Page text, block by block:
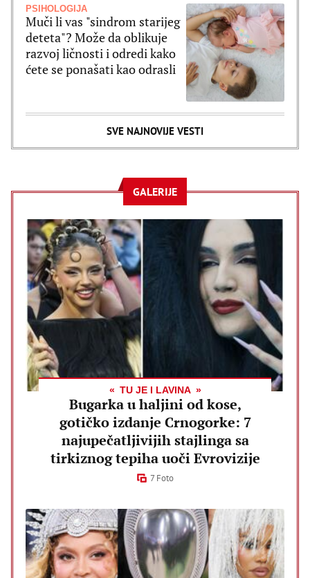
PSIHOLOGIJA
Muči li vas "sindrom starijeg
deteta"? Može da oblikuje
razvoj ličnosti i odredi kako
ćete se ponašati kao odrasli
SVE NAJNOVIJE VESTI
GALERIJE
TU JE I LAVINA
Bugarka u haljini od kose,
gotičko izdanje Crnogorke: 7
najupečatljivijih stajlinga sa
tirkiznog tepiha uoči Evrovizije
7 Foto